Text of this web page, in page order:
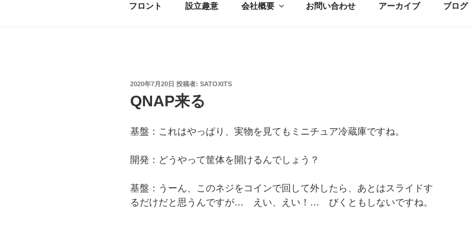
フロント 設立趣意 会社概要 お問い合わせ アーカイブ ブログ
投
日:
2020年7月20日 投稿者: SATOXITS
QNAP来る
基盤：これはやっぱり、実物を見てもミニチュア冷蔵庫ですね。
開発：どうやって筐体を開けるんでしょう？
基盤：うーん、このネジをコインで回して外したら、あとはスライドす
るだけだと思うんですが… えい、えい！… びくともしないですね。